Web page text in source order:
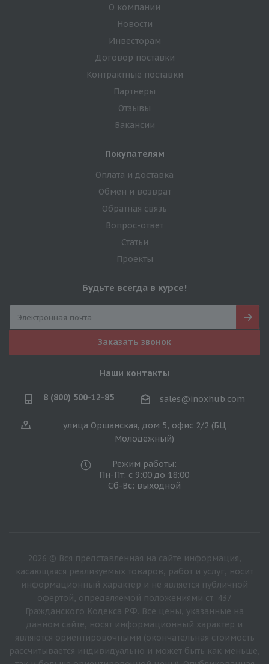
О компании
Новости
Инвесторам
Договор поставки
Контрактные поставки
Партнеры
Отзывы
Вакансии
Покупателям
Оплата и доставка
Обмен и возврат
Обратная связь
Вопрос-ответ
Статьи
Проекты
Будьте всегда в курсе!
Заказать звонок
Наши контакты
8 (800) 500-12-85 sales@inoxhub.com
улица Оршанская, дом 5, офис 2/2 (БЦ
Молодежный)
Режим работы:
Пн-Пт: с 9:00 до 18:00
Сб-Вс: выходной
2026 © Вся представленная на сайте информация,
касающаяся реализуемых товаров, работ и услуг, носит
информационный характер и не является публичной
офертой, определяемой положениями ст. 437
Гражданского Кодекса РФ. Все цены, указанные на
данном сайте, носят информационный характер и
являются ориентировочными (окончательная стоимость
рассчитывается индивидуально и может быть как меньше,